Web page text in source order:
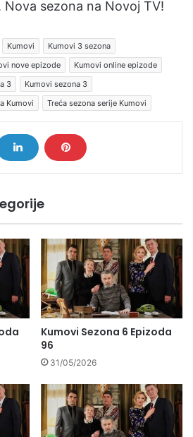
Nova sezona na Novoj TV!
Kumovi
Kumovi 3 sezona
nove epizode
Kumovi online epizode
3
Kumovi sezona 3
Kumovi Treća sezona serije Kumovi
Kumovi Sezona 6 Epizoda
96
31/05/2026